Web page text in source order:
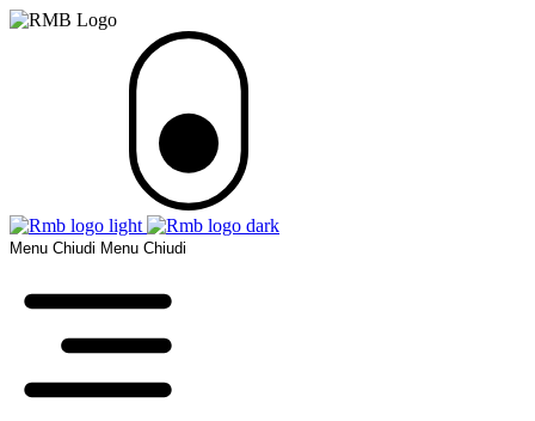
Menu Chiudi Menu Chiudi